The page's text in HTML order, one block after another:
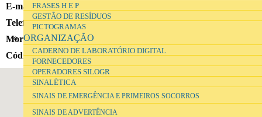
FRASES H E P
GESTÃO DE RESÍDUOS
PICTOGRAMAS
ORGANIZAÇÃO
CADERNO DE LABORATÓRIO DIGITAL
FORNECEDORES
OPERADORES SILOGR
SINALÉTICA
SINAIS DE EMERGÊNCIA E PRIMEIROS SOCORROS
SINAIS DE ADVERTÊNCIA
E-mail
esec.lousada@mail.telepac.pt
Telefone(+351) 255820950
MoradaRua Dr. Mário Soares, 194 - Pias
Código postal4620-493 , Lousada